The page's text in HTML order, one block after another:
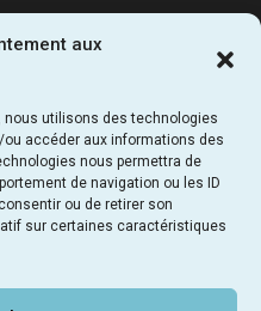
aux
nous utilisons des technologies
accéder aux informations des
nous permettra de
de navigation ou les ID
ou de retirer son
sur certaines caractéristiques
de Maitrise d’Ouvrage et
Parisienne
UTILES NOUS CONTACTER